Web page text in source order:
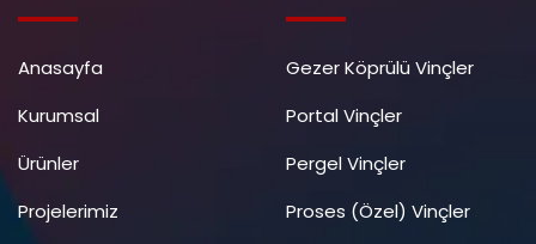
Anasayfa
Kurumsal
Ürünler
Projelerimiz
Gezer Köprülü Vinçler
Portal Vinçler
Pergel Vinçler
Proses (Özel) Vinçler